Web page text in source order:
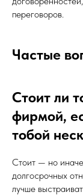
переговоров.
Частые
Стоит ли
фирмой,
тобой
Стоит — но
долгосрочных
лучше